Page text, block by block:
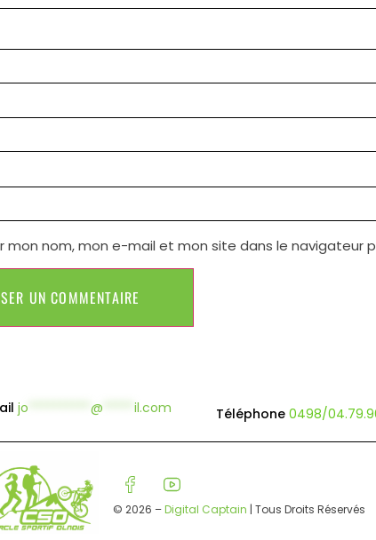
mon nom, mon e-mail et mon site dans le navigateur
jo **********@ *****il.com Téléphone0498/
© 2026 –Digital Captain | Tous Droits Réservés